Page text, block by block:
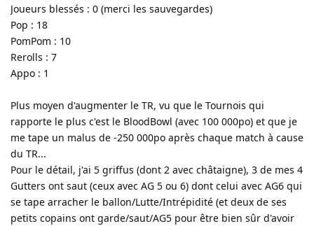
Joueurs blessés : 0 (merci les sauvegardes)
Pop : 18
PomPom : 10
Rerolls : 7
Appo : 1
Plus moyen d'augmenter le TR, vu que le Tournois qui
rapporte le plus c'est le BloodBowl (avec 100 000po) et que je
me tape un malus de -250 000po après chaque match à cause
du TR...
Pour le détail, j'ai 5 griffus (dont 2 avec châtaigne), 3 de mes 4
Gutters ont saut (ceux avec AG 5 ou 6) dont celui avec AG6 qui
se tape arracher le ballon/Lutte/Intrépidité (et deux de ses
petits copains ont garde/saut/AG5 pour être bien sûr d'avoir